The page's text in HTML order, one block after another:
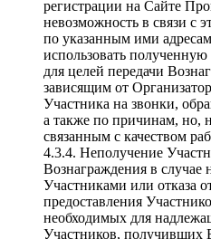
регистрации на Сайте
невозможность в связи с
по указанным ими
использовать
для целей передачи
зависящим от
Участника на звонки,
а также по причинам, но,
связанным с качеством
4.3.4. Неполучение
Вознаграждения в случае
Участниками или отказа
предоставления
необходимых для
Участников, получивших